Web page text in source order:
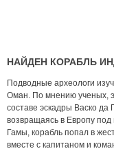
НАЙДЕН КОРАБЛЬ
Подводные археологи
Оман. По мнению ученых,
составе эскадры Васко
возвращаясь в Европу
Гамы, корабль попал в
вместе с капитаном и